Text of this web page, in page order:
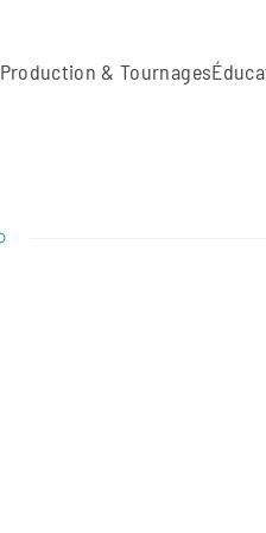
Production & Tournages